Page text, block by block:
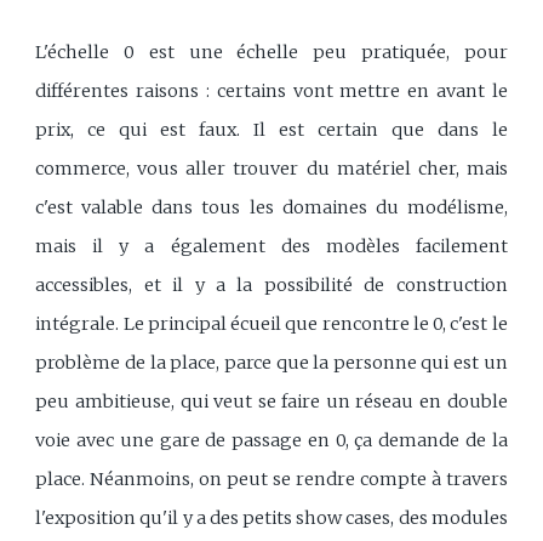
L'échelle 0 est une échelle peu pratiquée, pour
différentes raisons : certains vont mettre en avant le
prix, ce qui est faux. Il est certain que dans le
commerce, vous aller trouver du matériel cher, mais
c'est valable dans tous les domaines du modélisme,
mais il y a également des modèles facilement
accessibles, et il y a la possibilité de construction
intégrale. Le principal écueil que rencontre le 0, c'est le
problème de la place, parce que la personne qui est un
peu ambitieuse, qui veut se faire un réseau en double
voie avec une gare de passage en 0, ça demande de la
place. Néanmoins, on peut se rendre compte à travers
l'exposition qu'il y a des petits show cases, des modules